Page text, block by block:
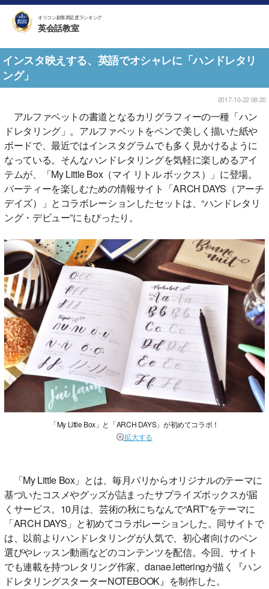
オリコン顧客満足度ランキング
英会話教室
インスタ映えする、英語でオシャレに「ハンドレタリ
ング」
2017-10-22 08:20
アルファベットの書道となるカリグラフィーの一種「ハン
ドレタリング」。アルファベットをペンで美しく描いた紙や
ボードで、最近ではインスタグラムでも多く見かけるように
なっている。そんなハンドレタリングを気軽に楽しめるアイ
テムが、「My Little Box（マイ リトル ボックス）」に登場。
パーティーを楽しむための情報サイト「ARCH DAYS（アーチ
デイズ）」とコラボレーションしたセットは、“ハンドレタリ
ング・デビュー”にもぴったり。
「My Little Box」と「ARCH DAYS」が初めてコラボ！
拡大する
「My Little Box」とは、毎月パリからオリジナルのテーマに
基づいたコスメやグッズが詰まったサプライズボックスが届
くサービス。10月は、芸術の秋にちなんで“ART”をテーマに
「ARCH DAYS」と初めてコラボレーションした。同サイトで
は、以前よりハンドレタリングが人気で、初心者向けのペン
選びやレッスン動画などのコンテンツを配信。今回、サイト
でも連載を持つレタリング作家、danae.letteringが描く『ハン
ドレタリングスターターNOTEBOOK』を制作した。